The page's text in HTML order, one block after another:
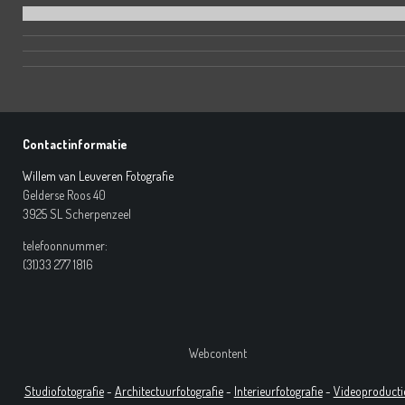
Contactinformatie
Willem van Leuveren Fotografie
Gelderse Roos 40
3925 SL Scherpenzeel
telefoonnummer:
(31)33 277 1816
Webcontent
Studiofotografie- Architectuurfotografie- Interieurfotografie-